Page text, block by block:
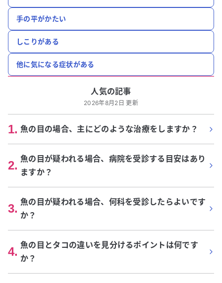
手の平がかたい
しこりがある
他に気になる症状がある
人気の記事
2026年8月2日 更新
1. 魚の目の場合、主にどのような治療をしますか？
2. 魚の目が疑われる場合、病院を受診する目安はあり
ますか？
3. 魚の目が疑われる場合、何科を受診したらよいです
か？
4. 魚の目とタコの違いを見分けるポイントは何です
か？